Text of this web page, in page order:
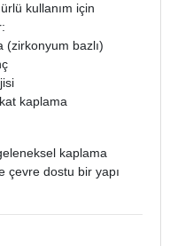
kullanım için
(zirkonyum bazlı)
kaplama
kaplama
çevre dostu bir yapı